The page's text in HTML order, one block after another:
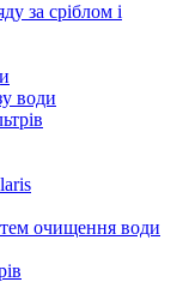
за сріблом і
води
очищення води